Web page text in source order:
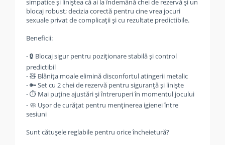
simpatice și liniștea că ai la îndemână chei de rezervă și un
blocaj robust; decizia corectă pentru cine vrea jocuri
sexuale privat de complicații și cu rezultate predictibile.
Beneficii:
- 🔒 Blocaj sigur pentru poziționare stabilă și control
predictibil
- 🧸 Blănița moale elimină disconfortul atingerii metalic
- 🔑 Set cu 2 chei de rezervă pentru siguranță și liniște
- ⏱️ Mai puține ajustări și întreruperi în momentul jocului
- 🧼 Ușor de curățat pentru menținerea igienei între
sesiuni
Sunt cătușele reglabile pentru orice încheietură?